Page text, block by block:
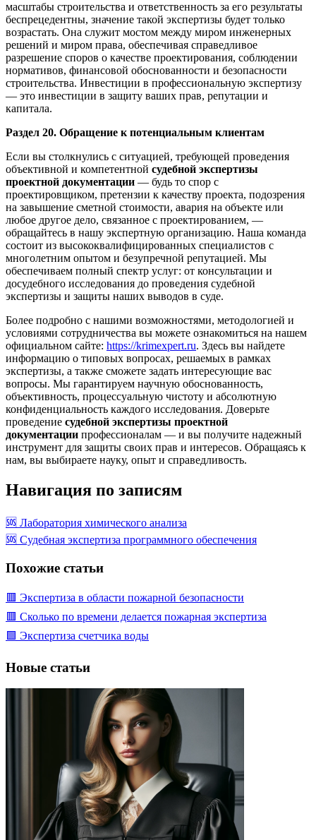
масштабы строительства и ответственность за его результаты
беспрецедентны, значение такой экспертизы будет только
возрастать. Она служит мостом между миром инженерных
решений и миром права, обеспечивая справедливое
разрешение споров о качестве проектирования, соблюдении
нормативов, финансовой обоснованности и безопасности
строительства. Инвестиции в профессиональную экспертизу
— это инвестиции в защиту ваших прав, репутации и
капитала.
Раздел 20. Обращение к потенциальным клиентам
Если вы столкнулись с ситуацией, требующей проведения
объективной и компетентной судебной экспертизы
проектной документации — будь то спор с
проектировщиком, претензии к качеству проекта, подозрения
на завышение сметной стоимости, авария на объекте или
любое другое дело, связанное с проектированием, —
обращайтесь в нашу экспертную организацию. Наша команда
состоит из высококвалифицированных специалистов с
многолетним опытом и безупречной репутацией. Мы
обеспечиваем полный спектр услуг: от консультации и
досудебного исследования до проведения судебной
экспертизы и защиты наших выводов в суде.
Более подробно с нашими возможностями, методологией и
условиями сотрудничества вы можете ознакомиться на нашем
официальном сайте: https://krimexpert.ru. Здесь вы найдете
информацию о типовых вопросах, решаемых в рамках
экспертизы, а также сможете задать интересующие вас
вопросы. Мы гарантируем научную обоснованность,
объективность, процессуальную чистоту и абсолютную
конфиденциальность каждого исследования. Доверьте
проведение судебной экспертизы проектной
документации профессионалам — и вы получите надежный
инструмент для защиты своих прав и интересов. Обращаясь к
нам, вы выбираете науку, опыт и справедливость.
Навигация по записям
🆘 Лаборатория химического анализа
🆘 Судебная экспертиза программного обеспечения
Похожие статьи
🟥 Экспертиза в области пожарной безопасности
🟥 Сколько по времени делается пожарная экспертиза
🟩 Экспертиза счетчика воды
Новые статьи